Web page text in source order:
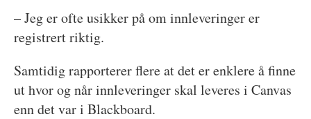
– Jeg er ofte usikker på om innleveringer er
registrert riktig.
Samtidig rapporterer flere at det er enklere å finne
ut hvor og når innleveringer skal leveres i Canvas
enn det var i Blackboard.